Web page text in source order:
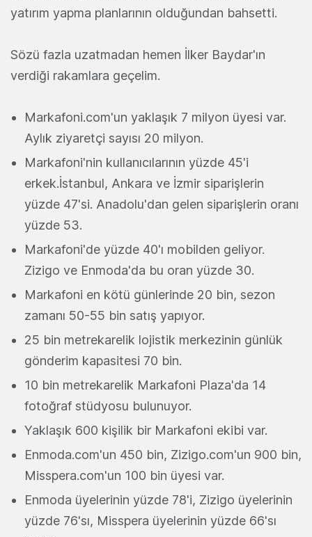
yatırım yapma planlarının olduğundan bahsetti.
Sözü fazla uzatmadan hemen İlker Baydar'ın
verdiği rakamlara geçelim.
Markafoni.com'un yaklaşık 7 milyon üyesi var.
Aylık ziyaretçi sayısı 20 milyon.
Markafoni'nin kullanıcılarının yüzde 45'i
erkek.İstanbul, Ankara ve İzmir siparişlerin
yüzde 47'si. Anadolu'dan gelen siparişlerin oranı
yüzde 53.
Markafoni'de yüzde 40'ı mobilden geliyor.
Zizigo ve Enmoda'da bu oran yüzde 30.
Markafoni en kötü günlerinde 20 bin, sezon
zamanı 50-55 bin satış yapıyor.
25 bin metrekarelik lojistik merkezinin günlük
gönderim kapasitesi 70 bin.
10 bin metrekarelik Markafoni Plaza'da 14
fotoğraf stüdyosu bulunuyor.
Yaklaşık 600 kişilik bir Markafoni ekibi var.
Enmoda.com'un 450 bin, Zizigo.com'un 900 bin,
Misspera.com'un 100 bin üyesi var.
Enmoda üyelerinin yüzde 78'i, Zizigo üyelerinin
yüzde 76'sı, Misspera üyelerinin yüzde 66'sı